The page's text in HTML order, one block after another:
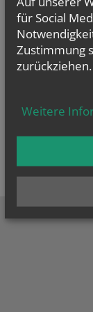
für Social
Zustimmung
zurückziehen.
Weitere